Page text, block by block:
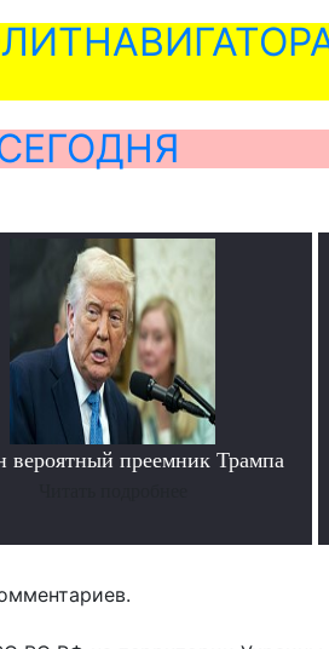
вероятный преемник Трампа